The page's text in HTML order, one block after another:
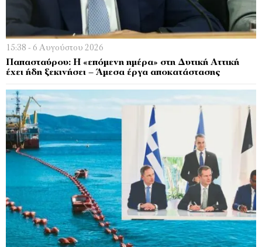
15:38 - 6 Αυγούστου 2026
Παπασταύρου: Η «επόμενη ημέρα» στη Δυτική Αττική
έχει ήδη ξεκινήσει – Άμεσα έργα αποκατάστασης